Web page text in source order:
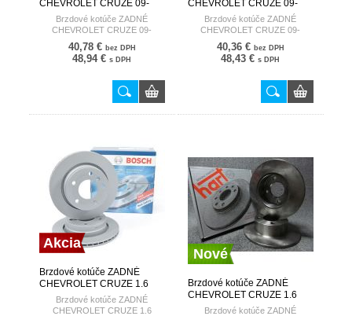
CHEVROLET CRUZE 09-
BREMBO
Brzdové kotúče ZADNÉ
CHEVROLET CRUZE 09-
40,78 € bez DPH
48,94 € s DPH
CHEVROLET CRUZE 09-
BREMBO
Brzdové kotúče ZADNÉ
CHEVROLET CRUZE 09-
40,36 € bez DPH
48,43 € s DPH
Akcia
Brzdové kotúče ZADNÉ
CHEVROLET CRUZE 1.6
BOSCH
Brzdové kotúče ZADNÉ
CHEVROLET CRUZE 1.6
Nové
Brzdové kotúče ZADNÉ
CHEVROLET CRUZE 1.6
HARTBrzdové kotúče ZADNÉ